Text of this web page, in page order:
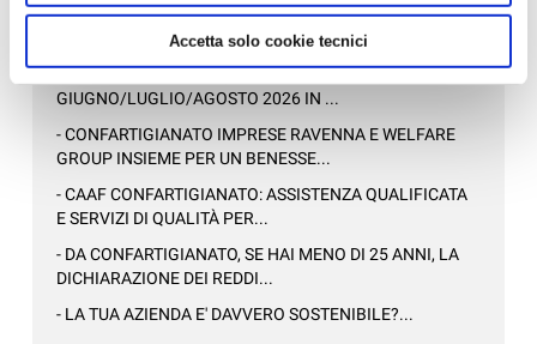
Accetta solo cookie tecnici
News in Primo Piano
- AZIENDEPIÙ 3/2026 (FASCICOLO NR. 128) -
GIUGNO/LUGLIO/AGOSTO 2026 IN ...
- CONFARTIGIANATO IMPRESE RAVENNA E WELFARE
GROUP INSIEME PER UN BENESSE...
- CAAF CONFARTIGIANATO: ASSISTENZA QUALIFICATA
E SERVIZI DI QUALITÀ PER...
- DA CONFARTIGIANATO, SE HAI MENO DI 25 ANNI, LA
DICHIARAZIONE DEI REDDI...
- LA TUA AZIENDA E' DAVVERO SOSTENIBILE?...